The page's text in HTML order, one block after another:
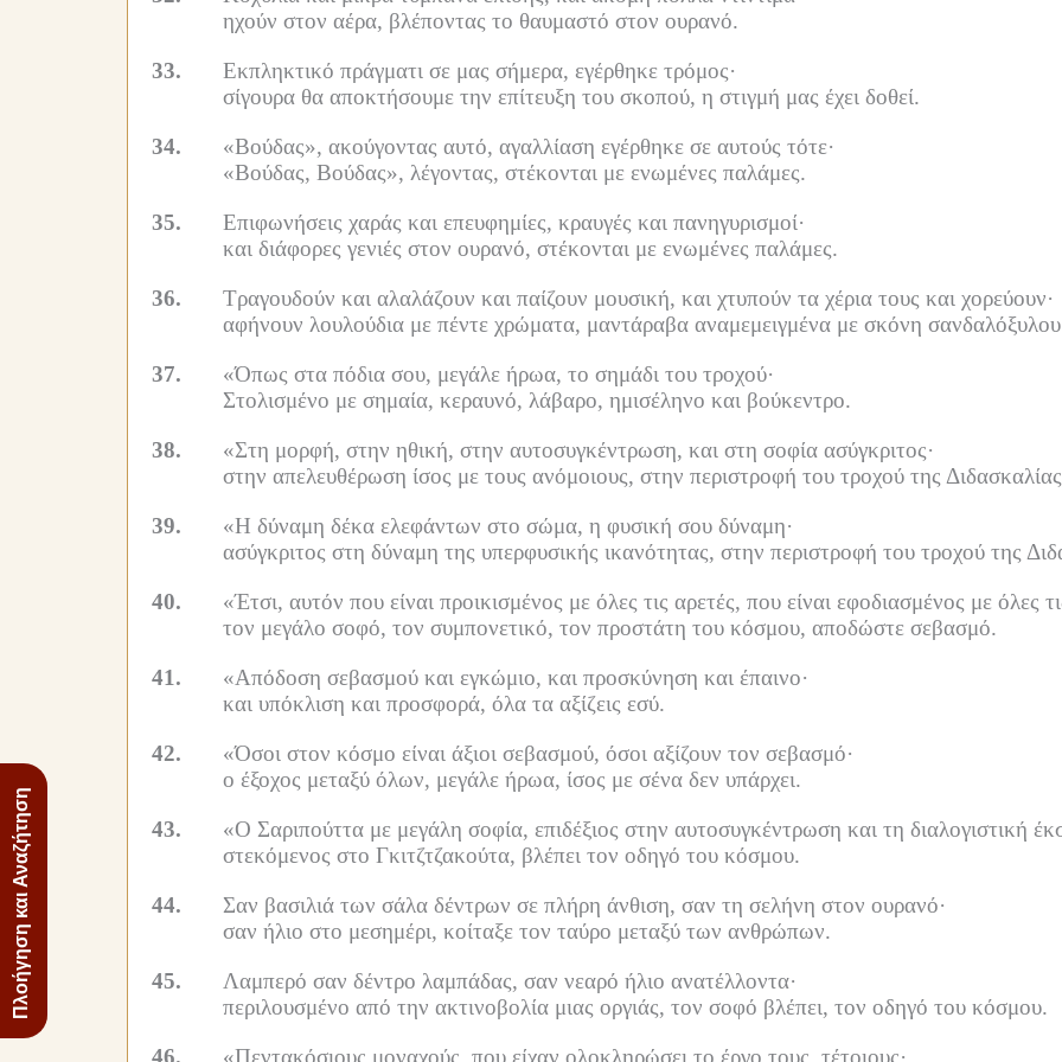
Πλοήγηση και Αναζήτηση
ηχούν στον αέρα, βλέποντας το θαυμαστό στον ουρανό.
33.
Εκπληκτικό πράγματι σε μας σήμερα, εγέρθηκε τρόμος·
σίγουρα θα αποκτήσουμε την επίτευξη του σκοπού, η στιγμή μας έχει δοθεί.
34.
«Βούδας», ακούγοντας αυτό, αγαλλίαση εγέρθηκε σε αυτούς τότε·
«Βούδας, Βούδας», λέγοντας, στέκονται με ενωμένες παλάμες.
35.
Επιφωνήσεις χαράς και επευφημίες, κραυγές και πανηγυρισμοί·
και διάφορες γενιές στον ουρανό, στέκονται με ενωμένες παλάμες.
36.
Τραγουδούν και αλαλάζουν και παίζουν μουσική, και χτυπούν τα χέρια τους και χορεύουν·
αφήνουν λουλούδια με πέντε χρώματα, μαντάραβα αναμεμειγμένα με σκόνη
37.
«Όπως στα πόδια σου, μεγάλε ήρωα, το σημάδι του τροχού·
Στολισμένο με σημαία, κεραυνό, λάβαρο, ημισέληνο και βούκεντρο.
38.
«Στη μορφή, στην ηθική, στην αυτοσυγκέντρωση, και στη σοφία ασύγκριτος·
στην απελευθέρωση ίσος με τους ανόμοιους, στην περιστροφή του τροχού της
39.
«Η δύναμη δέκα ελεφάντων στο σώμα, η φυσική σου δύναμη·
ασύγκριτος στη δύναμη της υπερφυσικής ικανότητας, στην περιστροφή του τροχού της
40.
«Έτσι, αυτόν που είναι προικισμένος με όλες τις αρετές, που είναι εφοδιασμένος με όλες
τον μεγάλο σοφό, τον συμπονετικό, τον προστάτη του κόσμου, αποδώστε σεβασμό.
41.
«Απόδοση σεβασμού και εγκώμιο, και προσκύνηση και έπαινο·
και υπόκλιση και προσφορά, όλα τα αξίζεις εσύ.
42.
«Όσοι στον κόσμο είναι άξιοι σεβασμού, όσοι αξίζουν τον σεβασμό·
ο έξοχος μεταξύ όλων, μεγάλε ήρωα, ίσος με σένα δεν υπάρχει.
43.
«Ο Σαριπούττα με μεγάλη σοφία, επιδέξιος στην αυτοσυγκέντρωση και τη διαλογιστική
στεκόμενος στο Γκιτζτζακούτα, βλέπει τον οδηγό του κόσμου.
44.
Σαν βασιλιά των σάλα δέντρων σε πλήρη άνθιση, σαν τη σελήνη στον ουρανό·
σαν ήλιο στο μεσημέρι, κοίταξε τον ταύρο μεταξύ των ανθρώπων.
45.
Λαμπερό σαν δέντρο λαμπάδας, σαν νεαρό ήλιο ανατέλλοντα·
περιλουσμένο από την ακτινοβολία μιας οργιάς, τον σοφό βλέπει, τον οδηγό του κόσμου.
46.
«Πεντακόσιους μοναχούς, που είχαν ολοκληρώσει το έργο τους, τέτοιους·